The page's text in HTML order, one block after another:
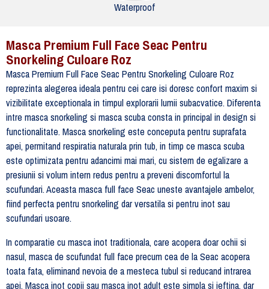
Waterproof
Masca Premium Full Face Seac Pentru
Snorkeling Culoare Roz
Masca Premium Full Face Seac Pentru Snorkeling Culoare Roz
reprezinta alegerea ideala pentru cei care isi doresc confort maxim si
vizibilitate exceptionala in timpul explorarii lumii subacvatice. Diferenta
intre masca snorkeling si masca scuba consta in principal in design si
functionalitate. Masca snorkeling este conceputa pentru suprafata
apei, permitand respiratia naturala prin tub, in timp ce masca scuba
este optimizata pentru adancimi mai mari, cu sistem de egalizare a
presiunii si volum intern redus pentru a preveni discomfortul la
scufundari. Aceasta masca full face Seac uneste avantajele ambelor,
fiind perfecta pentru snorkeling dar versatila si pentru inot sau
scufundari usoare.
In comparatie cu masca inot traditionala, care acopera doar ochii si
nasul, masca de scufundat full face precum cea de la Seac acopera
toata fata, eliminand nevoia de a mesteca tubul si reducand intrarea
apei. Masca inot copii sau masca inot adult este simpla si ieftina, dar